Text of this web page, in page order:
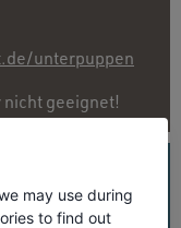
unterpuppen
nicht geeignet!
may use during
to find out